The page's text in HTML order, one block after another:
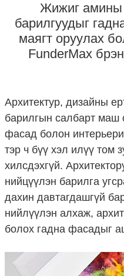
Жижиг амины
барилгуудыг
маягт оруулах
FunderMax
Архитектур, дизайны
барилгын салбарт маш
фасад болон
тэр ч бүү хэл илүү том
хилсдэхгүй.
нийцүүлэн барилга
дахин давтагдашгүй
нийлүүлэн алхаж,
болох гадна фасадыг